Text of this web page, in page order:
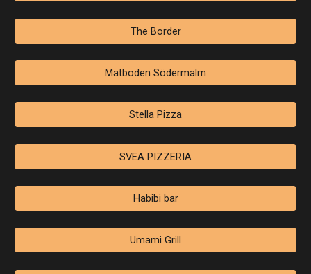
The Border
Matboden Södermalm
Stella Pizza
SVEA PIZZERIA
Habibi bar
Umami Grill